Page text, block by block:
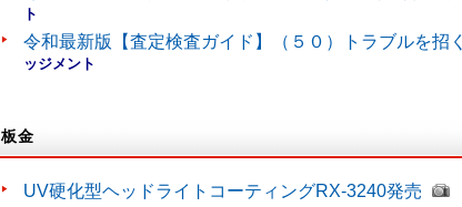
ト
令和最新版【査定検査ガイド】（５０）トラブルを招
ッジメント
板金
UV硬化型ヘッドライトコーティングRX-3240発売